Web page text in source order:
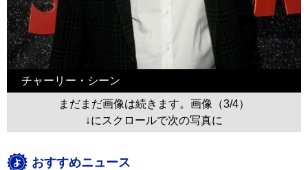
チャーリー・シーン
まだまだ画像は続きます。画像（3/4）
↓にスクロールで次の写真に
おすすめニュース